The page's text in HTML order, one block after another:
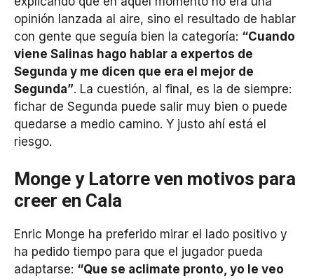
opinión lanzada al aire, sino el resultado de hablar
con gente que seguía bien la categoría: “Cuando
viene Salinas hago hablar a expertos de
Segunda y me dicen que era el mejor de
Segunda”. La cuestión, al final, es la de siempre:
fichar de Segunda puede salir muy bien o puede
quedarse a medio camino. Y justo ahí está el
riesgo.
Monge y Latorre ven motivos para
creer en Cala
Enric Monge ha preferido mirar el lado positivo y
ha pedido tiempo para que el jugador pueda
adaptarse: “Que se aclimate pronto, yo le veo